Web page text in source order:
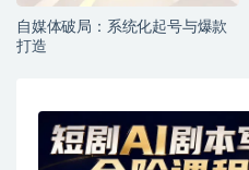
自媒体破局：系统化起号与爆款
打造